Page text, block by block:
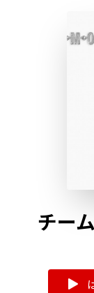
初回30日間
チー